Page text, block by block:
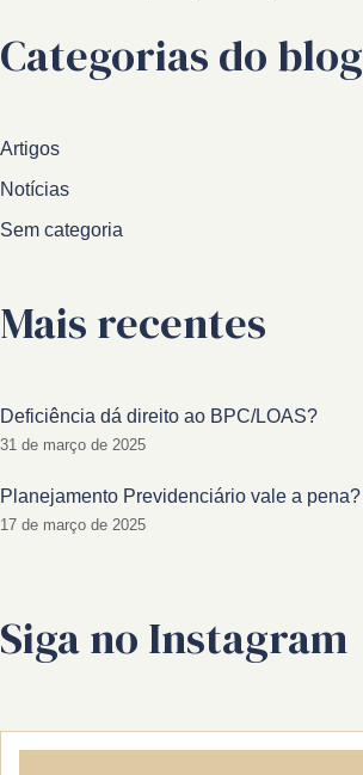
Categorias do blog
Artigos
Notícias
Sem categoria
Mais recentes
Deficiência dá direito ao BPC/LOAS?
31 de março de 2025
Planejamento Previdenciário vale a pena?
17 de março de 2025
Siga no Instagram